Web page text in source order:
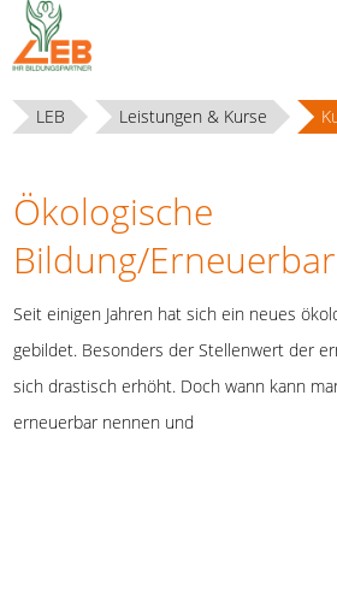
LEB Leistungen & Kurse
Ökologische
Bildung/
Seit einigen Jahren hat sich ein neues
gebildet. Besonders der Stellenwert der
sich drastisch erhöht. Doch wann kann
erneuerbar nennen und